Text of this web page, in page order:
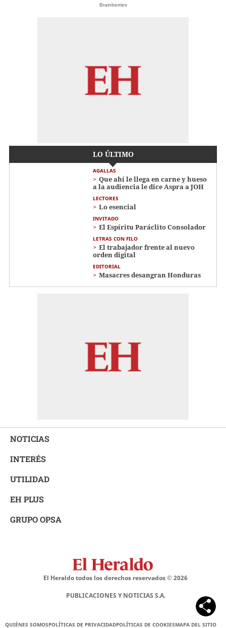
Brainberries
LO ÚLTIMO
AGALLAS
Que ahí le llega en carne y hueso
a la audiencia le dice Aspra a JOH
LECTORES
Lo esencial
INVITADO
El Espíritu Paráclito Consolador
LETRAS CON FILO
El trabajador frente al nuevo
orden digital
EDITORIAL
Masacres desangran Honduras
NOTICIAS
INTERÉS
UTILIDAD
EH PLUS
GRUPO OPSA
El Heraldo todos los derechos reservados ©2026
PUBLICACIONES Y NOTICIAS S.A.
QUIÉNES SOMOSPOLÍTICAS DE PRIVACIDADPOLÍTICAS DE COOKIESMAPA DEL SITIO